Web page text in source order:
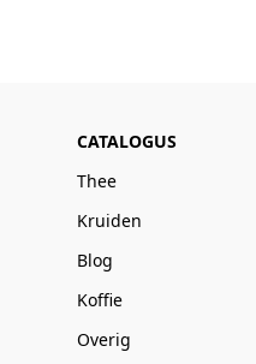
CATALOGUS
Thee
Kruiden
Blog
Koffie
Overig